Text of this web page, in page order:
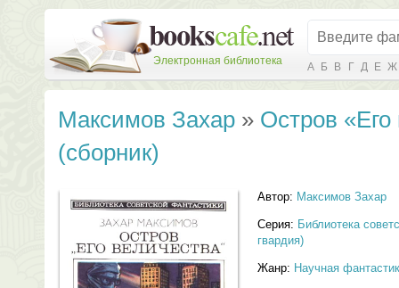
Электронная библиотека А Б В Г Д Е Ж
Максимов Захар » Остров «Его
(сборник)
Автор: Максимов Захар
Серия: Библиотека
гвардия)
Жанр: Научная